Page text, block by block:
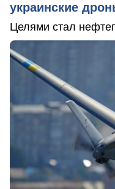
украинские
Целями стал